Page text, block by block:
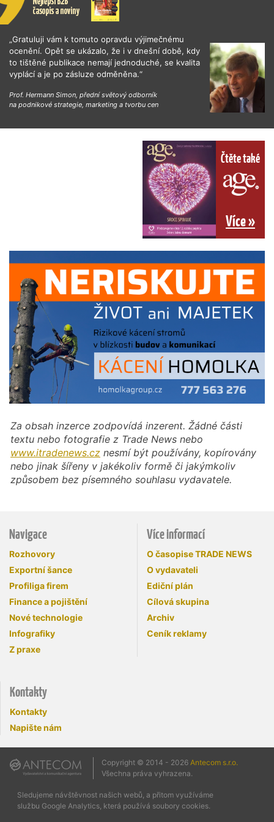
„Gratuluji vám k tomuto opravdu výjimečnému
ocenění. Opět se ukázalo, že i v dnešní době, kdy
to tištěné publikace nemají jednoduché, se kvalita
vyplácí a je po zásluze odměněna.“
Prof. Hermann Simon, přední světový odborník
na podnikové strategie, marketing a tvorbu cen
Čtěte také
Více »
Za obsah inzerce zodpovídá inzerent. Žádné části
textu nebo fotografie z Trade News nebo
www.itradenews.cz nesmí být používány, kopírovány
nebo jinak šířeny v jakékoliv formě či jakýmkoliv
způsobem bez písemného souhlasu vydavatele.
Navigace
Rozhovory
Exportní šance
Profiliga firem
Finance a pojištění
Nové technologie
Infografiky
Z praxe
Více informací
O časopise TRADE NEWS
O vydavateli
Ediční plán
Cílová skupina
Archiv
Ceník reklamy
Kontakty
Kontakty
Napište nám
Copyright © 2014 - 2026 Antecom s.r.o.
Všechna práva vyhrazena.
Sledujeme návštěvnost našich webů, a přitom využíváme
službu Google Analytics, která používá soubory cookies.